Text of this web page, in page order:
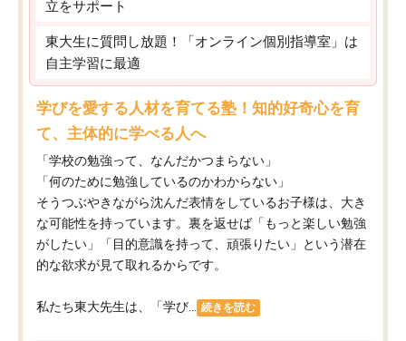
立をサポート
東大生に質問し放題！「オンライン個別指導室」は
自主学習に最適
学びを愛する人材を育てる塾！知的好奇心を育
て、主体的に学べる人へ
「学校の勉強って、なんだかつまらない」
「何のために勉強しているのかわからない」
そうつぶやきながら沈んだ表情をしているお子様は、大き
な可能性を持っています。裏を返せば「もっと楽しい勉強
がしたい」「目的意識を持って、頑張りたい」という潜在
的な欲求が見て取れるからです。
私たち東大先生は、「学び... 続きを読む